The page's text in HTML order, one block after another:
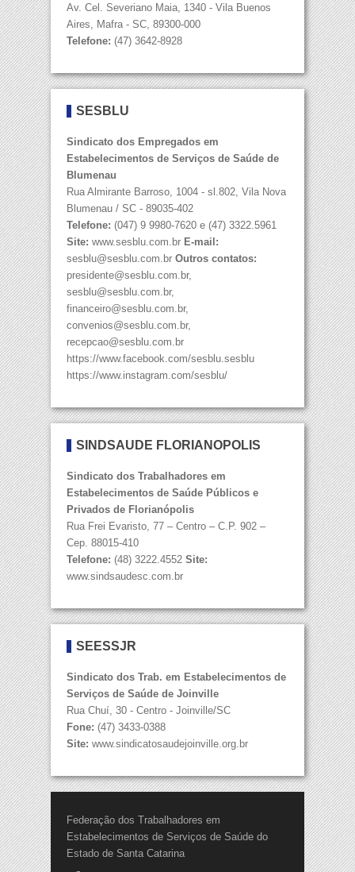
Av. Cel. Severiano Maia, 1340 - Vila Buenos
Aires, Mafra - SC, 89300-000
Telefone: (47) 3642-8928
SESBLU
Sindicato dos Empregados em
Estabelecimentos de Serviços de Saúde de
Blumenau
Rua Almirante Barroso, 1004 - sl.802, Vila Nova
Blumenau / SC - 89035-402
Telefone: (047) 9 9980-7620 e (47) 3322.5961
Site: www.sesblu.com.br E-mail:
sesblu@sesblu.com.br Outros contatos:
presidente@sesblu.com.br,
sesblu@sesblu.com.br,
financeiro@sesblu.com.br,
convenios@sesblu.com.br,
recepcao@sesblu.com.br
https://www.facebook.com/sesblu.sesblu
https://www.instagram.com/sesblu/
SINDSAÚDE FLORIANÓPOLIS
Sindicato dos Trabalhadores em
Estabelecimentos de Saúde Públicos e
Privados de Florianópolis
Rua Frei Evaristo, 77 – Centro – C.P. 902 –
Cep. 88015-410
Telefone: (48) 3222.4552 Site:
www.sindsaudesc.com.br
SEESSJR
Sindicato dos Trab. em Estabelecimentos de
Serviços de Saúde de Joinville
Rua Chuí, 30 - Centro - Joinville/SC
Fone: (47) 3433-0388
Site: www.sindicatosaudejoinville.org.br
Federação dos Trabalhadores em
Estabelecimentos de Serviços de Saúde do
Estado de Santa Catarina